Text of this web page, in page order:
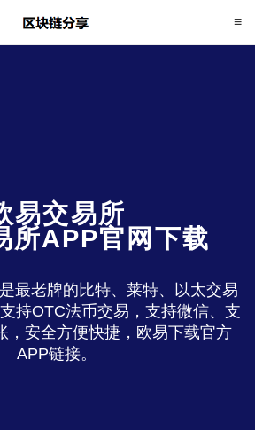
易交易所
所APP官网下载
最老牌的比特、莱特、以太交易
持OTC法币交易，支持微信、支
，安全方便快捷，欧易下载官方
APP链接。